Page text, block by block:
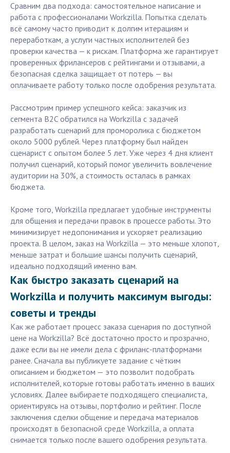
Сравним два подхода: самостоятельное написание и
работа с профессионалами Workzilla. Попытка сделать
всё самому часто приводит к долгим итерациям и
переработкам, а услуги частных исполнителей без
проверки качества — к рискам. Платформа же гарантирует
проверенных фрилансеров с рейтингами и отзывами, а
безопасная сделка защищает от потерь — вы
оплачиваете работу только после одобрения результата.
Рассмотрим пример успешного кейса: заказчик из
сегмента B2C обратился на Workzilla с задачей
разработать сценарий для проморолика с бюджетом
около 5000 рублей. Через платформу был найден
сценарист с опытом более 5 лет. Уже через 4 дня клиент
получил сценарий, который помог увеличить вовлечение
аудитории на 30%, а стоимость осталась в рамках
бюджета.
Кроме того, Workzilla предлагает удобные инструменты
для общения и передачи правок в процессе работы. Это
минимизирует недопонимания и ускоряет реализацию
проекта. В целом, заказ на Workzilla — это меньше хлопот,
меньше затрат и большие шансы получить сценарий,
идеально подходящий именно вам.
Как быстро заказать сценарий на
Workzilla и получить максимум выгоды:
советы и тренды
Как же работает процесс заказа сценария по доступной
цене на Workzilla? Всё достаточно просто и прозрачно,
даже если вы не имели дела с фриланс-платформами
ранее. Сначала вы публикуете задание с чётким
описанием и бюджетом — это позволит подобрать
исполнителей, которые готовы работать именно в ваших
условиях. Далее выбираете подходящего специалиста,
ориентируясь на отзывы, портфолио и рейтинг. После
заключения сделки общение и передача материалов
происходят в безопасной среде Workzilla, а оплата
снимается только после вашего одобрения результата.